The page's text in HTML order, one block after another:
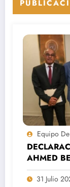
Equipo
AHMED
31 Julio